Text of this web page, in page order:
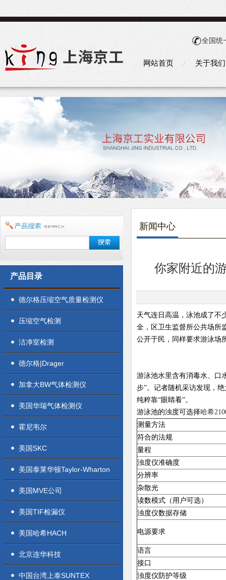
全国统
网站首页 关于我们
产品目录
德尔格压缩空气质量检测仪
压缩空气检测
洁净室检测
德尔格|Drager
加拿大BW气体检测仪
美国华瑞气体检测仪
霍尼韦尔
美国SKC
美国泰莱华顿Taylor-Wharton
美国MVE公司
美国TIF检漏仪
美国哈希HACH
北京连华科技
中国台湾上泰SUNTEX
新闻中心
你家附近的
天气连日高温，泳池成了不
全，区卫生监督所公共场所
公开于民，同样要求游泳场
游泳池水里含有消毒水、口
步”。记者随机采访发现，
纯粹靠“眼睛看”。
游泳池的浊度可选择哈希
测量方法
符合的法规
量程
浊度仪准确度
分辨率
杂散光
读数模式（用户可选）
浊度仪数据存储
电源要求
语言
接口
浊度仪防护等级